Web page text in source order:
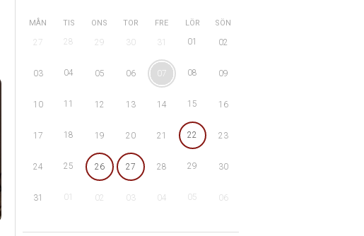
MÅN TIS ONS TOR FRE LÖR SÖN
27 28 29 30 31 01 02
03 04 05 06 07 08 09
10 11 12 13 14 15 16
17 18 19 20 21 22 23
24 25 26 27 28 29 30
31 01 02 03 04 05 06